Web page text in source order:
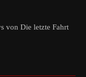
von Die letzte Fahrt